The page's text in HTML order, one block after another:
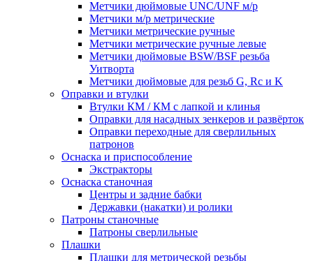
Метчики дюймовые UNC/UNF м/р
Метчики м/р метрические
Метчики метрические ручные
Метчики метрические ручные левые
Метчики дюймовые BSW/BSF резьба
Уитворта
Метчики дюймовые для резьб G, Rc и K
Оправки и втулки
Втулки КМ / КМ с лапкой и клинья
Оправки для насадных зенкеров и развёрток
Оправки переходные для сверлильных
патронов
Оснаска и приспособление
Экстракторы
Оснаска станочная
Центры и задние бабки
Державки (накатки) и ролики
Патроны станочные
Патроны сверлильные
Плашки
Плашки для метрической резьбы